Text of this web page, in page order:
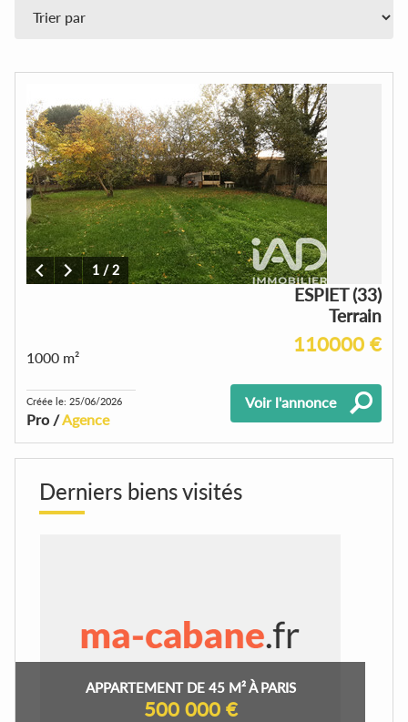
1 /2
ESPIET (33)
Terrain
110000 €
1000 m²
Créée le: 25/06/2026
Pro /Agence
Voir l'annonce
Derniers biens visités
APPARTEMENT DE 45 M² À PARIS
500 000 €